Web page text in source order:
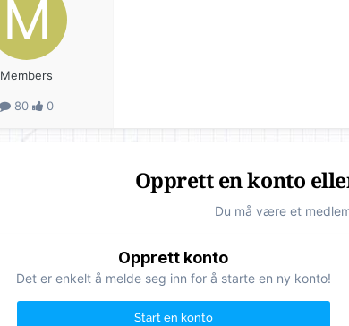
Members
80 0
Opprett en konto
Du må være et
Opprett konto
Det er enkelt å melde seg inn for å starte en ny konto!
Start en konto